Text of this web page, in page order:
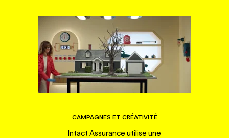
CAMPAGNES ET CRÉATIVITÉ
Intact Assurance utilise une